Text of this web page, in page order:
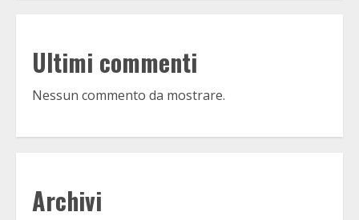
Ultimi commenti
Nessun commento da mostrare.
Archivi